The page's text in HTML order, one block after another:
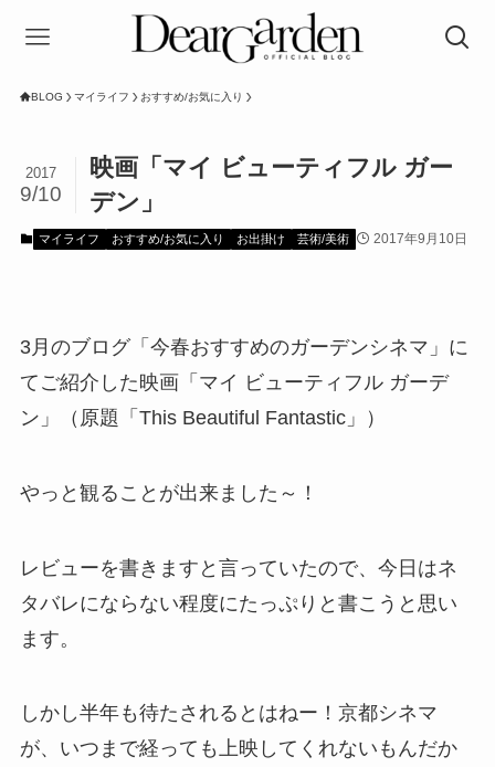
BLOG マイライフ おすすめ/お気に入り
映画「マイ ビューティフル ガー
デン」
2017
9/10
マイライフ おすすめ/お気に入り お出掛け 芸術/美術 2017年9月10日
3月のブログ「今春おすすめのガーデンシネマ」に
てご紹介した映画「マイ ビューティフル ガーデ
ン」（原題「This Beautiful Fantastic」）
やっと観ることが出来ました～！
レビューを書きますと言っていたので、今日はネ
タバレにならない程度にたっぷりと書こうと思い
ます。
しかし半年も待たされるとはねー！京都シネマ
が、いつまで経っても上映してくれないもんだか